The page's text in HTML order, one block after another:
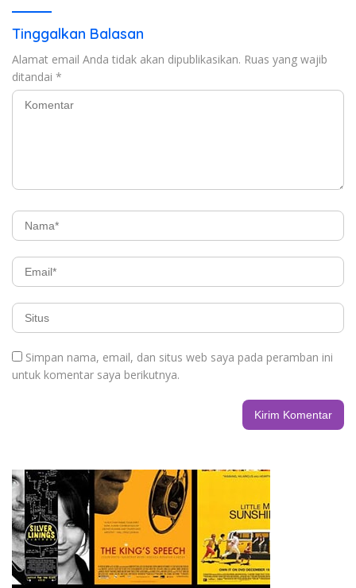
Tinggalkan Balasan
Alamat email Anda tidak akan dipublikasikan. Ruas yang wajib
ditandai *
Simpan nama, email, dan situs web saya pada peramban ini
untuk komentar saya berikutnya.